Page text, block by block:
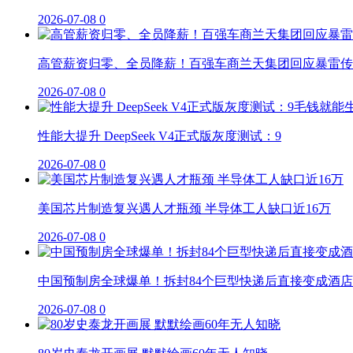
2026-07-08 0
高管薪资归零、全员降薪！百强车商兰天集团回应暴雷
2026-07-08 0
性能大提升 DeepSeek V4正式版灰度测试：9
2026-07-08 0
美国芯片制造复兴遇人才瓶颈 半导体工人缺口近16万
2026-07-08 0
中国预制房全球爆单！拆封84个巨型快递后直接变成酒店
2026-07-08 0